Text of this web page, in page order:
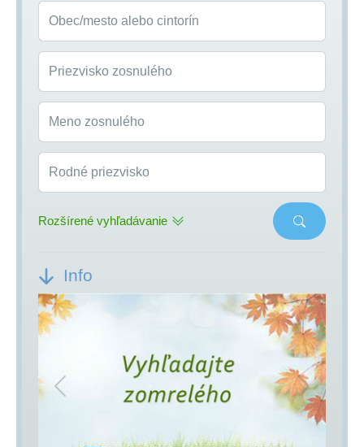
Obec/mesto alebo cintorín
Priezvisko zosnulého
Meno zosnulého
Rodné priezvisko
Rozšírené vyhľadávanie
Info
Previous Next